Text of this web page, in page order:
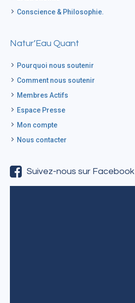
Conscience & Philosophie.
Natur’Eau Quant
Pourquoi nous soutenir
Comment nous soutenir
Membres Actifs
Espace Presse
Mon compte
Nous contacter
Suivez-nous sur Facebook